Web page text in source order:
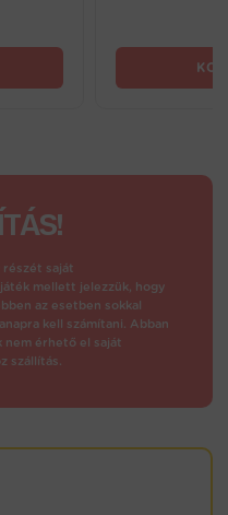
részét saját
mellett jelezzük, hogy
az esetben sokkal
kell számítani. Abban
nem érhető el saját
szállítás.